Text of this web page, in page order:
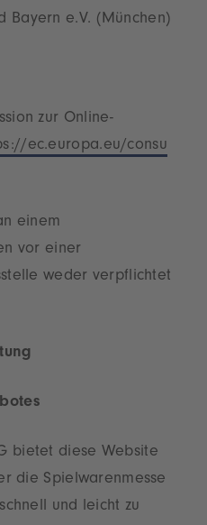
Bayern e.V. (München)
zur Online-
ec.europa.eu/consu
einem
vor einer
weder verpflichtet
bietet diese Website
die Spielwarenmesse
und leicht zu